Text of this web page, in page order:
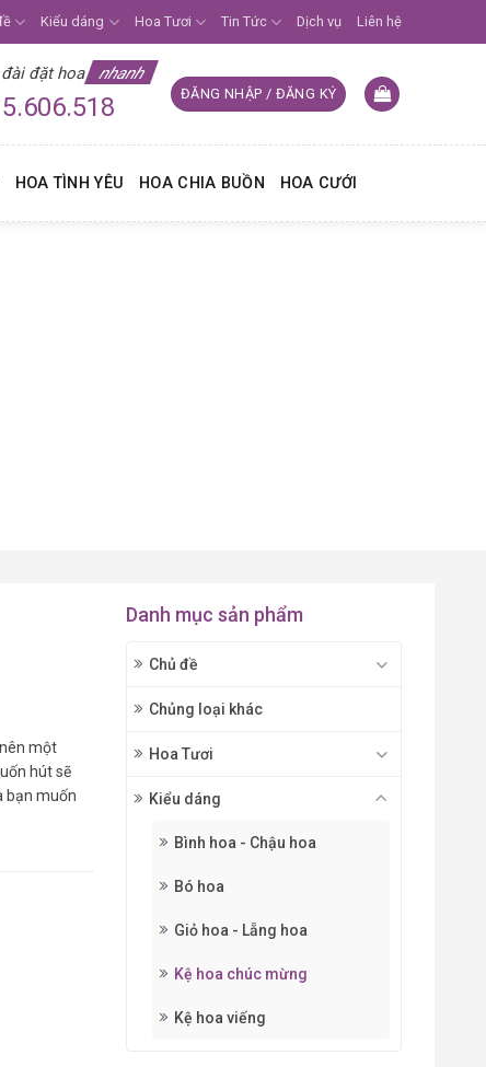
Kiểu dáng Hoa Tươi Tin Tức Dịch vụ Liên hệ
đài đặt hoa nhanh
ĐĂNG NHẬP / ĐĂNG KÝ
HOA TÌNH YÊU HOA CHIA BUỒN HOA CƯỚI
Danh mục sản phẩm
Chủ đề
Chủng loại khác
Hoa Tươi
Kiểu dáng
Bình hoa - Chậu hoa
Bó hoa
Giỏ hoa - Lẵng hoa
Kệ hoa chúc mừng
Kệ hoa viếng
một
hút sẽ
bạn muốn